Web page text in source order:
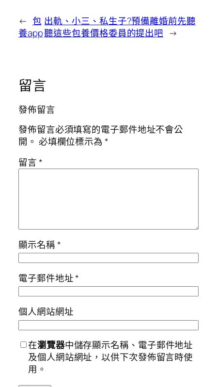
← 包
養app
出軌、小三、私生子?預備離婚前先聽
聽這些包養價格委員的提出吧 →
留言
發佈留言
發佈留言必須填寫的電子郵件地址不會公
開。 必填欄位標示為*
留言*
顯示名稱*
電子郵件地址*
個人網站網址
在瀏覽器中儲存顯示名稱、電子郵件地址
及個人網站網址，以供下次發佈留言時使
用。